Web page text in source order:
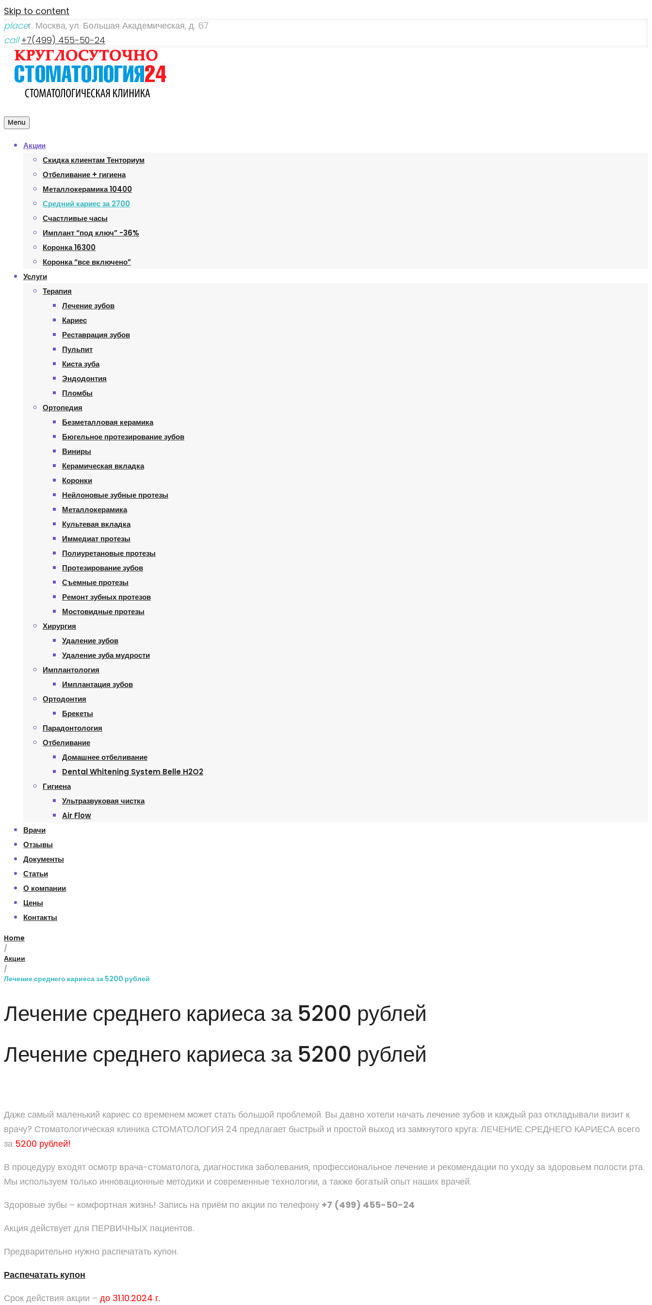
Skip to content
placeг. Москва, ул. Большая Академическая, д. 67
call +7(499) 455-50-24
Menu
Акции
Скидка клиентам Тенториум
Отбеливание + гигиена
Металлокерамика 10400
Средний кариес за 2700
Счастливые часы
Имплант “под ключ” -36%
Коронка 16300
Коронка “все включено”
Услуги
Терапия
Лечение зубов
Кариес
Реставрация зубов
Пульпит
Киста зуба
Эндодонтия
Пломбы
Ортопедия
Безметалловая керамика
Бюгельное протезирование зубов
Виниры
Керамическая вкладка
Коронки
Нейлоновые зубные протезы
Металлокерамика
Культевая вкладка
Иммедиат протезы
Полиуретановые протезы
Протезирование зубов
Съемные протезы
Ремонт зубных протезов
Мостовидные протезы
Хирургия
Удаление зубов
Удаление зуба мудрости
Имплантология
Имплантация зубов
Ортодонтия
Брекеты
Парадонтология
Отбеливание
Домашнее отбеливание
Dental Whitening System Belle H2O2
Гигиена
Ультразвуковая чистка
Air Flow
Врачи
Отзывы
Документы
Статьи
О компании
Цены
Контакты
Home
/
Акции
/
Лечение среднего кариеса за 5200 рублей
Лечение среднего кариеса за 5200 рублей
Лечение среднего кариеса за 5200 рублей
Даже самый маленький кариес со временем может стать большой проблемой. Вы давно хотели начать лечение зубов и каждый раз откладывали визит к
врачу? Стоматологическая клиника СТОМАТОЛОГИЯ 24 предлагает быстрый и простой выход из замкнутого круга: ЛЕЧЕНИЕ СРЕДНЕГО КАРИЕСА всего
за 5200 рублей!
В процедуру входят осмотр врача-стоматолога, диагностика заболевания, профессиональное лечение и рекомендации по уходу за здоровьем полости рта.
Мы используем только инновационные методики и современные технологии, а также богатый опыт наших врачей.
Здоровые зубы – комфортная жизнь! Запись на приём по акции по телефону +7 (499) 455-50-24
Акция действует для ПЕРВИЧНЫХ пациентов.
Предварительно нужно распечатать купон.
Распечатать купон
Срок действия акции – до 31.10.2024 г.